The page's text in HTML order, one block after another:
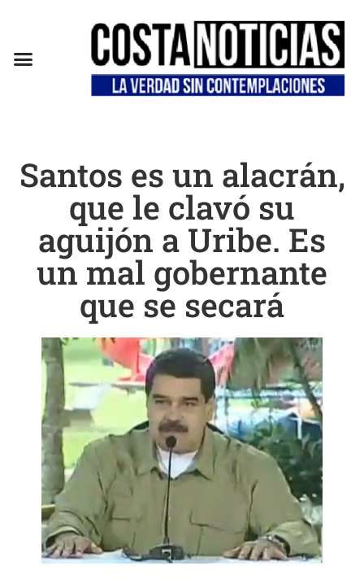
Santos es un alacrán,
que le clavó su
aguijón a Uribe. Es
un mal gobernante
que se secará